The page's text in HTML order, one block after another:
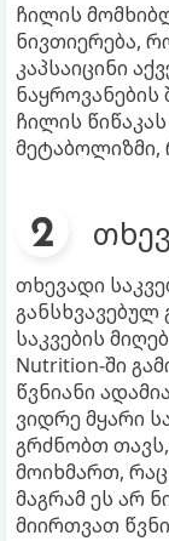
ჩილის
ნივთიერება,
კაპსაიცინი
ნაყროვანების
ჩილის
მეტაბოლიზმი,
თხევადი
განსხვავებულ
საკვების
Nutrition-ში
წვნიანი
ვიდრე მყარი
გრძნობთ
მოიხმართ,
მაგრამ ეს არ
მიირთვათ